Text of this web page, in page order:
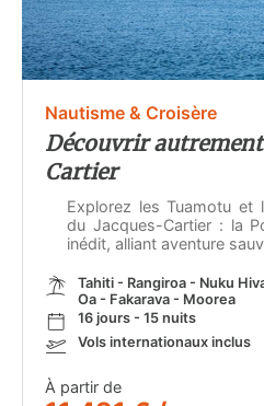
Nautisme & Croisère
Découvrir autrement
Cartier
Explorez les Tuamotu et
du Jacques-Cartier : la
inédit, alliant aventure
Tahiti - Rangiroa - Nuku
Oa - Fakarava - Moorea
16 jours - 15 nuits
Vols internationaux inclus
À partir de